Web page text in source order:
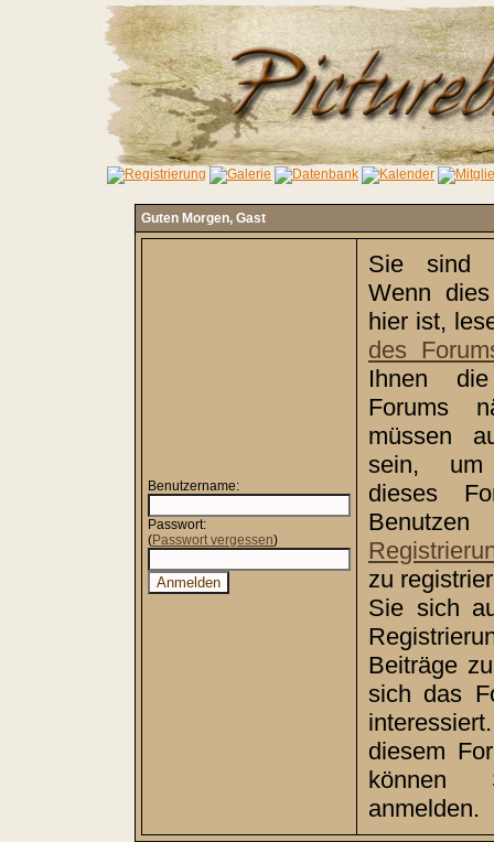
Guten Morgen, Gast
Benutzername:
Passwort:
(Passwort vergessen)
Sie sind
Wenn
hier ist,
des
Ihnen
Forums
müssen
sein, um
dieses
zu
Sie sich
Beiträge
sich das
diesem
anmelden.